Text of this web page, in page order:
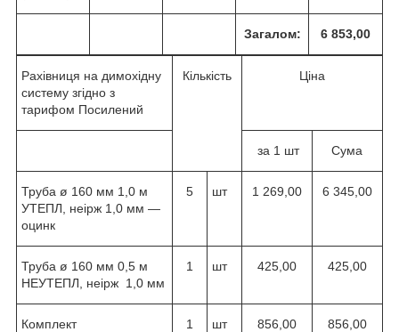
Загалом: 6 853,00
Рахівниця на димохідну
систему згідно з
тарифом Посилений
Кількість Ціна
за 1 шт Сума
Труба ø 160 мм 1,0 м
УТЕПЛ, неірж 1,0 мм —
оцинк
5 шт 1 269,00 6 345,00
Труба ø 160 мм 0,5 м
НЕУТЕПЛ, неірж 1,0 мм
1 шт 425,00 425,00
Комплект
1 шт 856,00 856,00